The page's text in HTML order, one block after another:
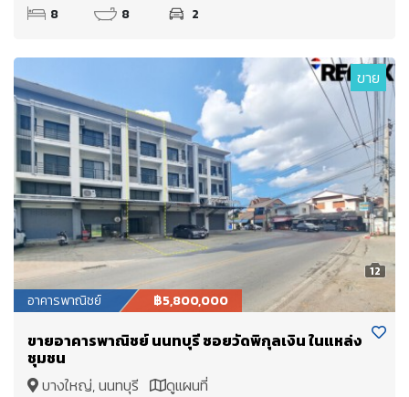
8
8 2
12
ขาย
อาคารพาณิชย์ ฿5,800,000
ขายอาคารพาณิชย์ นนทบุรี ซอยวัดพิกุลเงิน ในแหล่ง
ชุมชน
บางใหญ่, นนทบุรี
ดูแผนที่